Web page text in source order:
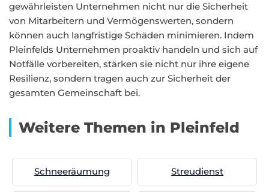
gewährleisten Unternehmen nicht nur die Sicherheit
von Mitarbeitern und Vermögenswerten, sondern
können auch langfristige Schäden minimieren. Indem
Pleinfelds Unternehmen proaktiv handeln und sich auf
Notfälle vorbereiten, stärken sie nicht nur ihre eigene
Resilienz, sondern tragen auch zur Sicherheit der
gesamten Gemeinschaft bei.
Weitere Themen in Pleinfeld
Schneeräumung Streudienst